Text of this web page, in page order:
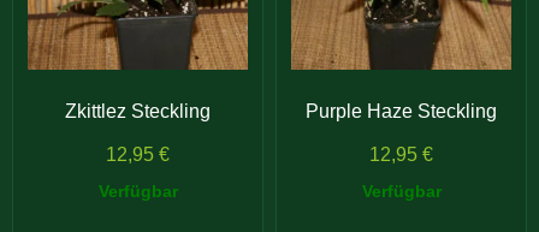
Zkittlez Steckling
12,95 €
Verfügbar
Purple Haze Steckling
12,95 €
Verfügbar